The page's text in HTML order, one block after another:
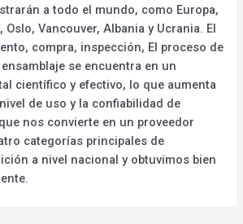
a todo el mundo, como Europa,
Vancouver, Albania y Ucrania. El
compra, inspección, El proceso de
se encuentra en un
científico y efectivo, lo que aumenta
de uso y la confiabilidad de
nos convierte en un proveedor
categorías principales de
a nivel nacional y obtuvimos bien